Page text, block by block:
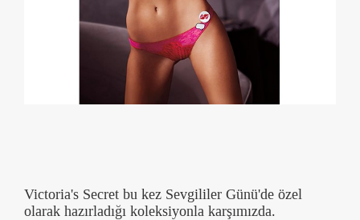
Victoria's Secret bu kez Sevgililer Günü'de özel
olarak hazırladığı koleksiyonla karşımızda.